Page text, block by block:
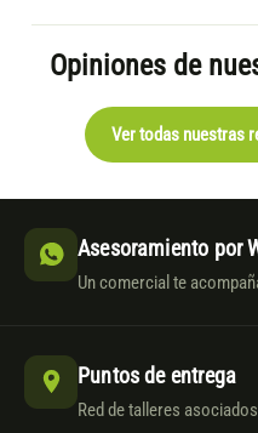
Opiniones de
Ver todas nuestras
Asesoramiento por
Un comercial te
Puntos de entrega
Red de talleres